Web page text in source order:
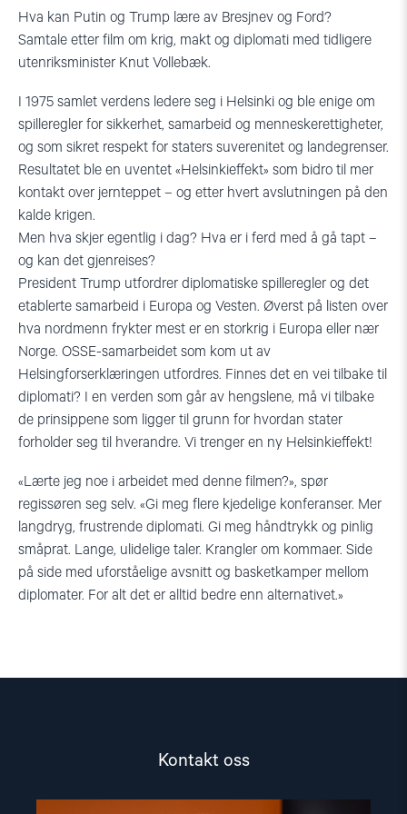
Hva kan Putin og Trump lære av Bresjnev og Ford?
Samtale etter film om krig, makt og diplomati med tidligere
utenriksminister Knut Vollebæk.
I 1975 samlet verdens ledere seg i Helsinki og ble enige om
spilleregler for sikkerhet, samarbeid og menneskerettigheter,
og som sikret respekt for staters suverenitet og landegrenser.
Resultatet ble en uventet «Helsinkieffekt» som bidro til mer
kontakt over jernteppet – og etter hvert avslutningen på den
kalde krigen.
Men hva skjer egentlig i dag? Hva er i ferd med å gå tapt –
og kan det gjenreises?
President Trump utfordrer diplomatiske spilleregler og det
etablerte samarbeid i Europa og Vesten. Øverst på listen over
hva nordmenn frykter mest er en storkrig i Europa eller nær
Norge. OSSE-samarbeidet som kom ut av
Helsingforserklæringen utfordres. Finnes det en vei tilbake til
diplomati? I en verden som går av hengslene, må vi tilbake
de prinsippene som ligger til grunn for hvordan stater
forholder seg til hverandre. Vi trenger en ny Helsinkieffekt!
«Lærte jeg noe i arbeidet med denne filmen?», spør
regissøren seg selv. «Gi meg flere kjedelige konferanser. Mer
langdryg, frustrende diplomati. Gi meg håndtrykk og pinlig
småprat. Lange, ulidelige taler. Krangler om kommaer. Side
på side med uforståelige avsnitt og basketkamper mellom
diplomater. For alt det er alltid bedre enn alternativet.»
Kontakt oss